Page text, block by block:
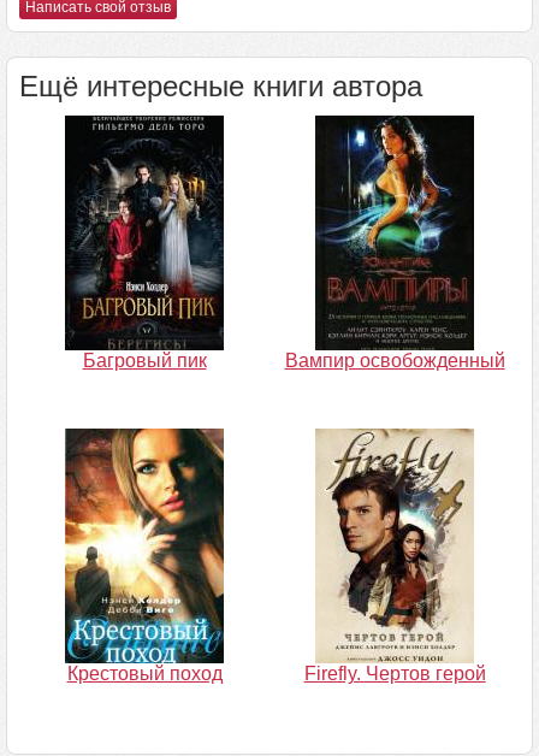
Написать свой отзыв
Ещё интересные книги автора
Багровый пик Вампир освобожденный
Крестовый поход Firefly. Чертов герой